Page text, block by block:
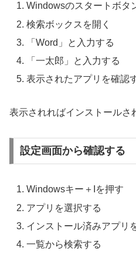
Windowsのスタートボタ
検索ボックスを開く
「Word」と入力する
「一太郎」と入力する
表示されたアプリを確認
表示されればインストールさ
設定画面から確認する
Windowsキー＋Iを押す
アプリを選択する
インストール済みアプリ
一覧から検索する